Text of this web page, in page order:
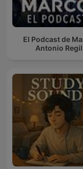
El Podcast de
Antonio Regil